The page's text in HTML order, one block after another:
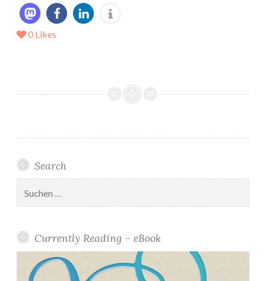
0 Likes
Search
nach:
Currently Reading – eBook